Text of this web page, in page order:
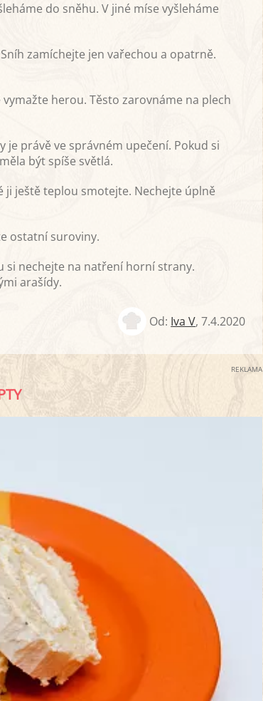
do sněhu. V jiné míse vyšleháme
zamíchejte jen vařechou a opatrně.
herou. Těsto zarovnáme na plech
je právě ve správném upečení. Pokud si
být spíše světlá.
ještě teplou smotejte. Nechejte úplně
ostatní suroviny.
si nechejte na natření horní strany.
arašídy.
Od: Iva V,7.4.2020
REKLAMA